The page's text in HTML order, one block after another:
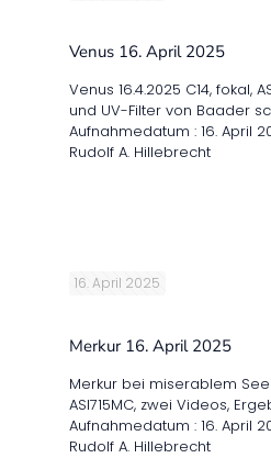
Venus 16. April 2025
Venus 16.4.2025 C14, fokal,
und UV-Filter von Baader
Aufnahmedatum : 16. April
Rudolf A. Hillebrecht
16. April 2025
Merkur 16. April 2025
Merkur bei miserablem
ASI715MC, zwei Videos,
Aufnahmedatum : 16. April
Rudolf A. Hillebrecht